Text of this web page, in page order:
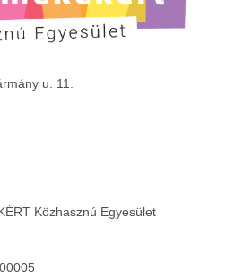
u. 11.
Közhasznú Egyesület